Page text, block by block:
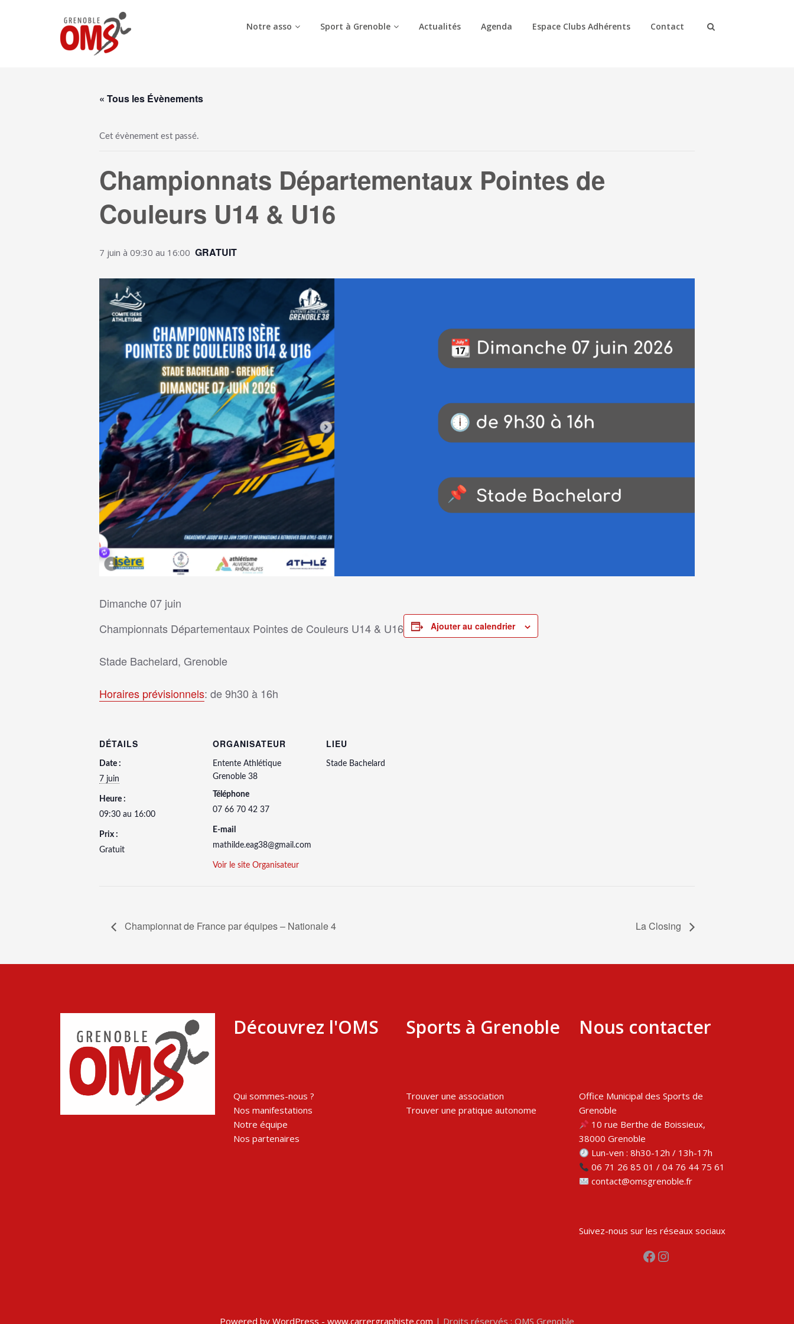
Notre asso Sport à Grenoble Actualités Agenda Espace Clubs Adhérents Contact
« Tous les Évènements
Cet évènement est passé.
Championnats Départementaux Pointes de
Couleurs U14 & U16
7 juin à 09:30 au 16:00 GRATUIT
Dimanche 07 juin
Championnats Départementaux Pointes de Couleurs U14 & U16
Stade Bachelard, Grenoble
Horaires prévisionnels: de 9h30 à 16h
Ajouter au calendrier
DÉTAILS
Date :
7 juin
Heure :
09:30 au 16:00
Prix :
Gratuit
ORGANISATEUR
Entente Athlétique
Grenoble 38
Téléphone
07 66 70 42 37
E-mail
mathilde.eag38@gmail.com
Voir le site Organisateur
LIEU
Stade Bachelard
Championnat de France par équipes – Nationale 4 La Closing
Découvrez l'OMS
Qui sommes-nous ?
Nos manifestations
Notre équipe
Nos partenaires
Sports à Grenoble
Trouver une association
Trouver une pratique autonome
Nous contacter
Office Municipal des Sports de
Grenoble
10 rue Berthe de Boissieux,
38000 Grenoble
Lun-ven : 8h30-12h / 13h-17h
06 71 26 85 01 / 04 76 44 75 61
contact@omsgrenoble.fr
Suivez-nous sur les réseaux sociaux
Facebook Instagram
Powered by WordPress - www.carrergraphiste.com | Droits réservés : OMS Grenoble